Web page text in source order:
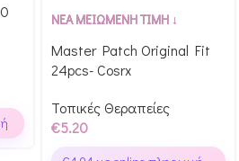
Αγόρασε & κέρδισε 52
ΝΕΑ ΜΕΙΩΜΕΝΗ ΤΙΜΗ ↓
Master Patch Original Fit
24pcs- Cosrx
Τοπικές Θεραπείες
€5.20